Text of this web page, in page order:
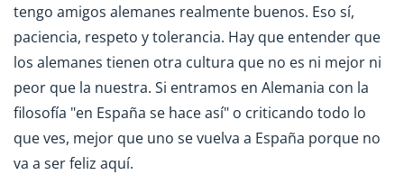
tengo amigos alemanes realmente buenos. Eso sí,
paciencia, respeto y tolerancia. Hay que entender que
los alemanes tienen otra cultura que no es ni mejor ni
peor que la nuestra. Si entramos en Alemania con la
filosofía "en España se hace así" o criticando todo lo
que ves, mejor que uno se vuelva a España porque no
va a ser feliz aquí.